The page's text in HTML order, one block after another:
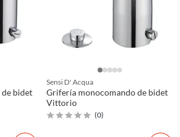
bidet
Sensi D' Acqua
Grifería monocomando de bidet
Vittorio
(0)